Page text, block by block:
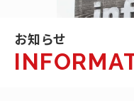
お知らせ